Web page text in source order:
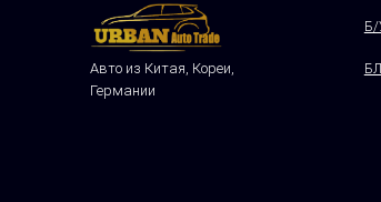
Авто из Китая, Кореи,
Германии
Б/